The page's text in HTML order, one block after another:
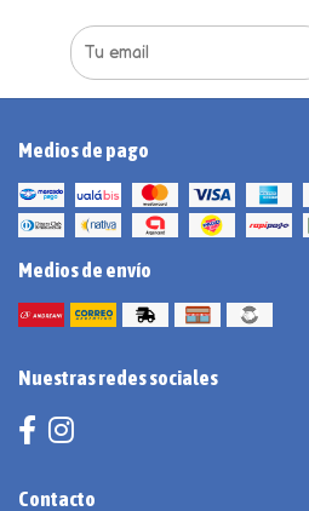
Medios de pago
Medios de envío
Nuestras redes sociales
Contacto